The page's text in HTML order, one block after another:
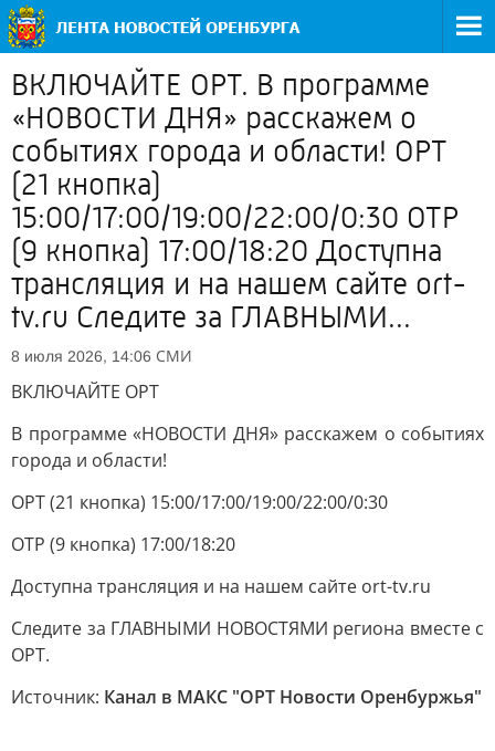
ВКЛЮЧАЙТЕ ОРТ. В программе
«НОВОСТИ ДНЯ» расскажем о
событиях города и области! ОРТ
(21 кнопка)
15:00/17:00/19:00/22:00/0:30 ОТР
(9 кнопка) 17:00/18:20 Доступна
трансляция и на нашем сайте ort-
tv.ru Следите за ГЛАВНЫМИ...
8 июля 2026, 14:06 СМИ
ВКЛЮЧАЙТЕ ОРТ
В программе «НОВОСТИ ДНЯ» расскажем о событиях
города и области!
ОРТ (21 кнопка) 15:00/17:00/19:00/22:00/0:30
ОТР (9 кнопка) 17:00/18:20
Доступна трансляция и на нашем сайте ort-tv.ru
Следите за ГЛАВНЫМИ НОВОСТЯМИ региона вместе с
ОРТ.
Источник: Канал в МАКС "ОРТ Новости Оренбуржья"